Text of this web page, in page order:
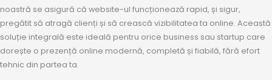
noastră se asigură că website-ul funcționează rapid, și sigur,
pregătit să atragă clienți și să crească vizibilitatea ta online. Această
soluție integrală este ideală pentru orice business sau startup care
dorește o prezență online modernă, completă și fiabilă, fără efort
tehnic din partea ta.